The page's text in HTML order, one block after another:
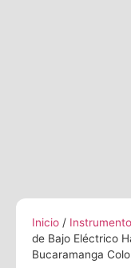
Inicio /
de Bajo Eléctrico
Bucaramanga